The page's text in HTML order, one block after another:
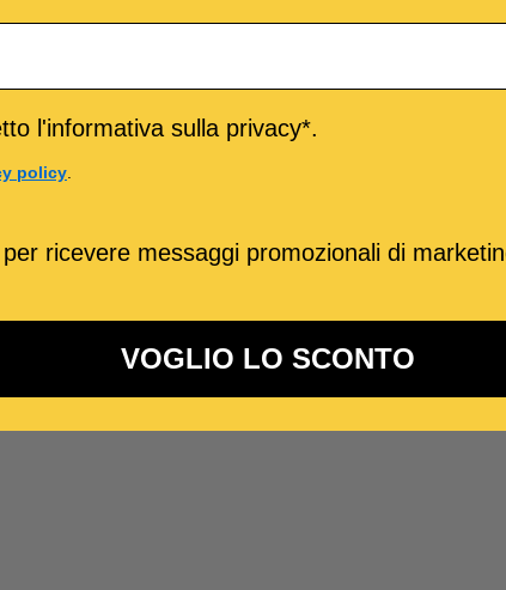
l'informativa sulla privacy*.
policy.
ricevere messaggi promozionali di
VOGLIO LO SCONTO